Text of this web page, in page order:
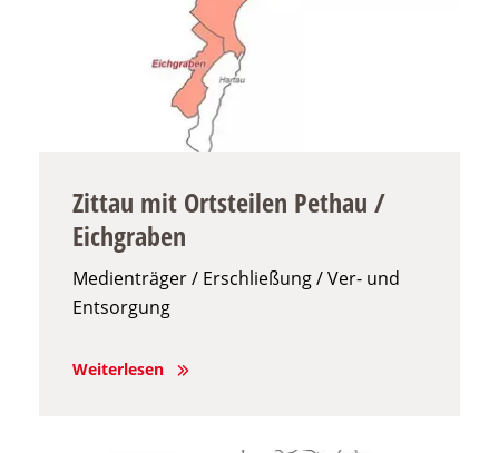
Zittau mit Ortsteilen Pethau /
Eichgraben
Medienträger / Erschließung / Ver- und
Entsorgung
Weiterlesen